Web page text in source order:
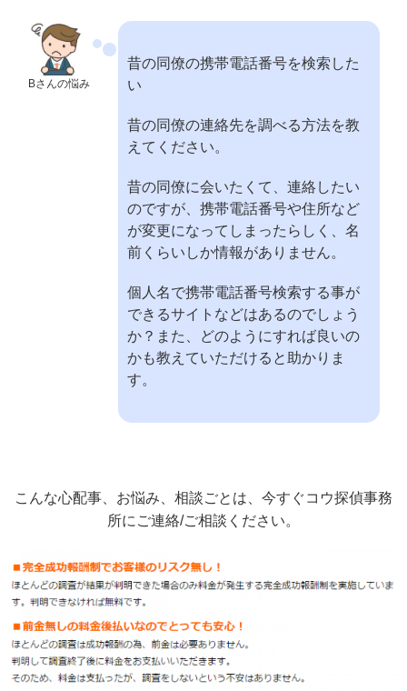
Bさんの悩み
昔の同僚の携帯電話番号を検索した
い
昔の同僚の連絡先を調べる方法を教
えてください。
昔の同僚に会いたくて、連絡したい
のですが、携帯電話番号や住所など
が変更になってしまったらしく、名
前くらいしか情報がありません。
個人名で携帯電話番号検索する事が
できるサイトなどはあるのでしょう
か？また、どのようにすれば良いの
かも教えていただけると助かりま
す。
こんな心配事、お悩み、相談ごとは、今すぐコウ探偵事務
所にご連絡/ご相談ください。